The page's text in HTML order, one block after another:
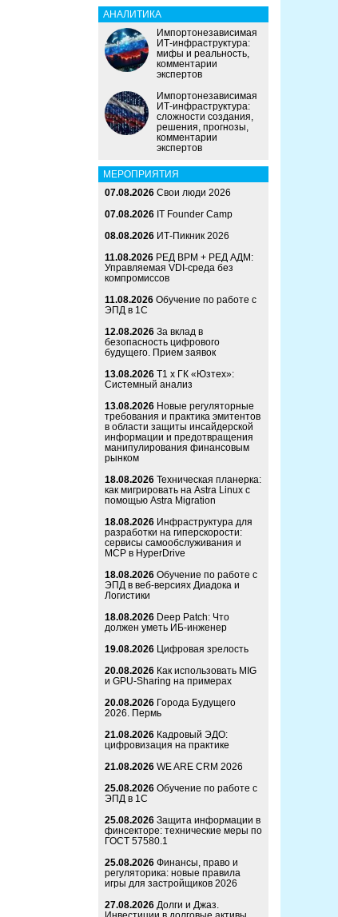
АНАЛИТИКА
Импортонезависимая
ИТ-инфраструктура:
мифы и реальность,
комментарии
экспертов
Импортонезависимая
ИТ-инфраструктура:
сложности создания,
решения, прогнозы,
комментарии
экспертов
МЕРОПРИЯТИЯ
07.08.2026 Свои люди 2026
07.08.2026 IT Founder Camp
08.08.2026 ИТ-Пикник 2026
11.08.2026 РЕД ВРМ + РЕД АДМ:
Управляемая VDI-среда без
компромиссов
11.08.2026 Обучение по работе с
ЭПД в 1С
12.08.2026 За вклад в
безопасность цифрового
будущего. Прием заявок
13.08.2026 Т1 x ГК «Юзтех»:
Системный анализ
13.08.2026 Новые регуляторные
требования и практика эмитентов
в области защиты инсайдерской
информации и предотвращения
манипулирования финансовым
рынком
18.08.2026 Техническая планерка:
как мигрировать на Astra Linux с
помощью Astra Migration
18.08.2026 Инфраструктура для
разработки на гиперскорости:
сервисы самообслуживания и
MCP в HyperDrive
18.08.2026 Обучение по работе с
ЭПД в веб-версиях Диадока и
Логистики
18.08.2026 Deep Patch: Что
должен уметь ИБ-инженер
19.08.2026 Цифровая зрелость
20.08.2026 Как использовать MIG
и GPU-Sharing на примерах
20.08.2026 Города Будущего
2026. Пермь
21.08.2026 Кадровый ЭДО:
цифровизация на практике
21.08.2026 WE ARE CRM 2026
25.08.2026 Обучение по работе с
ЭПД в 1С
25.08.2026 Защита информации в
финсекторе: технические меры по
ГОСТ 57580.1
25.08.2026 Финансы, право и
регуляторика: новые правила
игры для застройщиков 2026
27.08.2026 Долги и Джаз.